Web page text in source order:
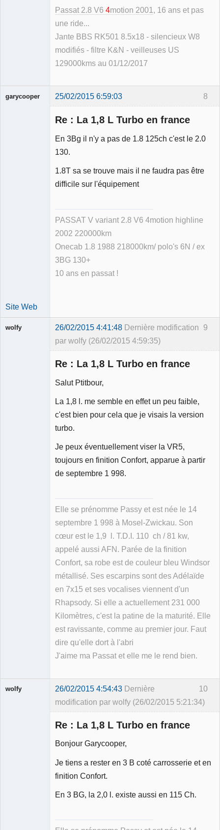
Passat 2.8 V6 4motion 2001 , 16 ans et pas
une ride...
Jante BBS RK501 8.5x18 - silencieux W8
modifiés - filtre K&N - veilleuses US
129000kms au 01/12/2017
8
garycooper 25/02/2015 6:59:03
Re : La 1,8 L Turbo en france
En 3Bg il n'y a pas de 1.8 125ch c'est le 2.0
130.
1.8T sa se trouve mais il ne faudra pas être
difficile sur l'équipement
PASSAT V variant 2.8 V6 4motion highline
2002 220000km
Onecab 1.8 1988 218000km/ polo's 6N / ex
3BG 130+
10 ans en passat !
Site Web
9
wolfy 26/02/2015 4:41:48 Dernière modification
par wolfy (26/02/2015 4:59:35)
Re : La 1,8 L Turbo en france
Salut Ptitbour,
La 1,8 l. me semble en effet un peu faible,
c'est bien pour cela que je visais la version
turbo.
Je peux éventuellement viser la VR5,
toujours en finition Confort, apparue à partir
de septembre 1 998.
Elle se prénomme Passy et est née le 14
septembre 1 998 à Mosel-Zwickau. Son
cœur est le 1,9 l. T.D.I. 110 ch / 81 kw,
appelé aussi AFN. Parée de la finition
Confort, sa robe est de couleur bleu Windsor
métallisé. Ses escarpins sont des Adélaïde
en 7x15 et ses vocalises viennent d'un
Rhapsody. Si elle a actuellement 231 000
Kilomètres, c'est la patine de la maturité. Elle
est ravissante, comme au premier jour. Faut
dire qu'elle dort à l'abri
J'aime ma Passat et elle me le rend bien.
10
wolfy 26/02/2015 4:54:43 Dernière
modification par wolfy (26/02/2015 5:21:34)
Re : La 1,8 L Turbo en france
Bonjour Garycooper,
Je tiens a rester en 3 B coté carrosserie et en
finition Confort.
En 3 BG, la 2,0 l. existe aussi en 115 Ch.